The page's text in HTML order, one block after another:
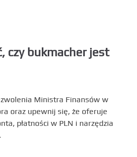
czy bukmacher jest
Ministra Finansów w
oraz upewnij się, że oferuje
płatności w PLN i narzędzia